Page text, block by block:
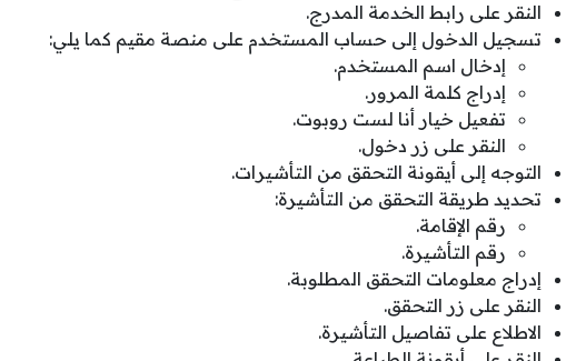
النقر على رابط الخدمة المدرج.
تسجيل الدخول إلى حساب المستخدم على منصة مقيم كما يلي:
إدخال اسم المستخدم.
إدراج كلمة المرور.
تفعيل خيار أنا لست روبوت.
النقر على زر دخول.
التوجه إلى أيقونة التحقق من التأشيرات.
تحديد طريقة التحقق من التأشيرة:
رقم الإقامة.
رقم التأشيرة.
إدراج معلومات التحقق المطلوبة.
النقر على زر التحقق.
الاطلاع على تفاصيل التأشيرة.